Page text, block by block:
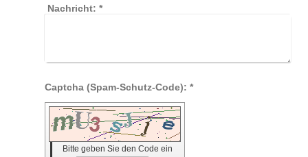
Nachricht: *
Captcha (Spam-Schutz-Code): *
Bitte geben Sie den Code ein